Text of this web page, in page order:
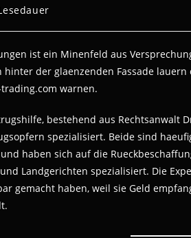
ist ein Minenfeld aus
hinter der glaenzenden Fassade
warnen.
bestehend aus Rechtsanwalt
spezialisiert. Beide sind
und haben sich auf die
Landgerichten spezialisiert. Die
gemacht haben, weil sie Geld